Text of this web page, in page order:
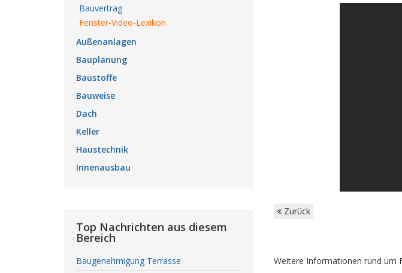
Zurück
Weitere Informationen rund um
Bauvertrag
Fenster-Video-Lexikon
Außenanlagen
Bauplanung
Baustoffe
Bauweise
Dach
Keller
Haustechnik
Innenausbau
Top Nachrichten aus diesem
Bereich
Baugenehmigung Terrasse